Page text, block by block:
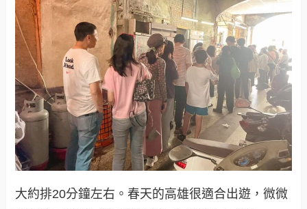
大約排20分鐘左右。春天的高雄很適合出遊，微微